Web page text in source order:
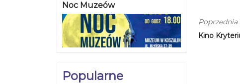
Noc Muzeów
Popularne
Kino